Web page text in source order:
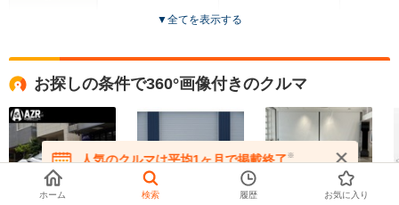
サイズ
(全長x全幅x全高)
1.21m
全幅
全長
4.57m
2ドア
全高
1.21m
全幅
▼全てを表示する
お探しの条件で360°画像付きのクルマ
フェラーリ フェラーリ
人気のクルマは平均1ヶ月で掲載終了※
在庫が無くなる前にお問い合わせください
ホーム 検索 履歴 お気に入り